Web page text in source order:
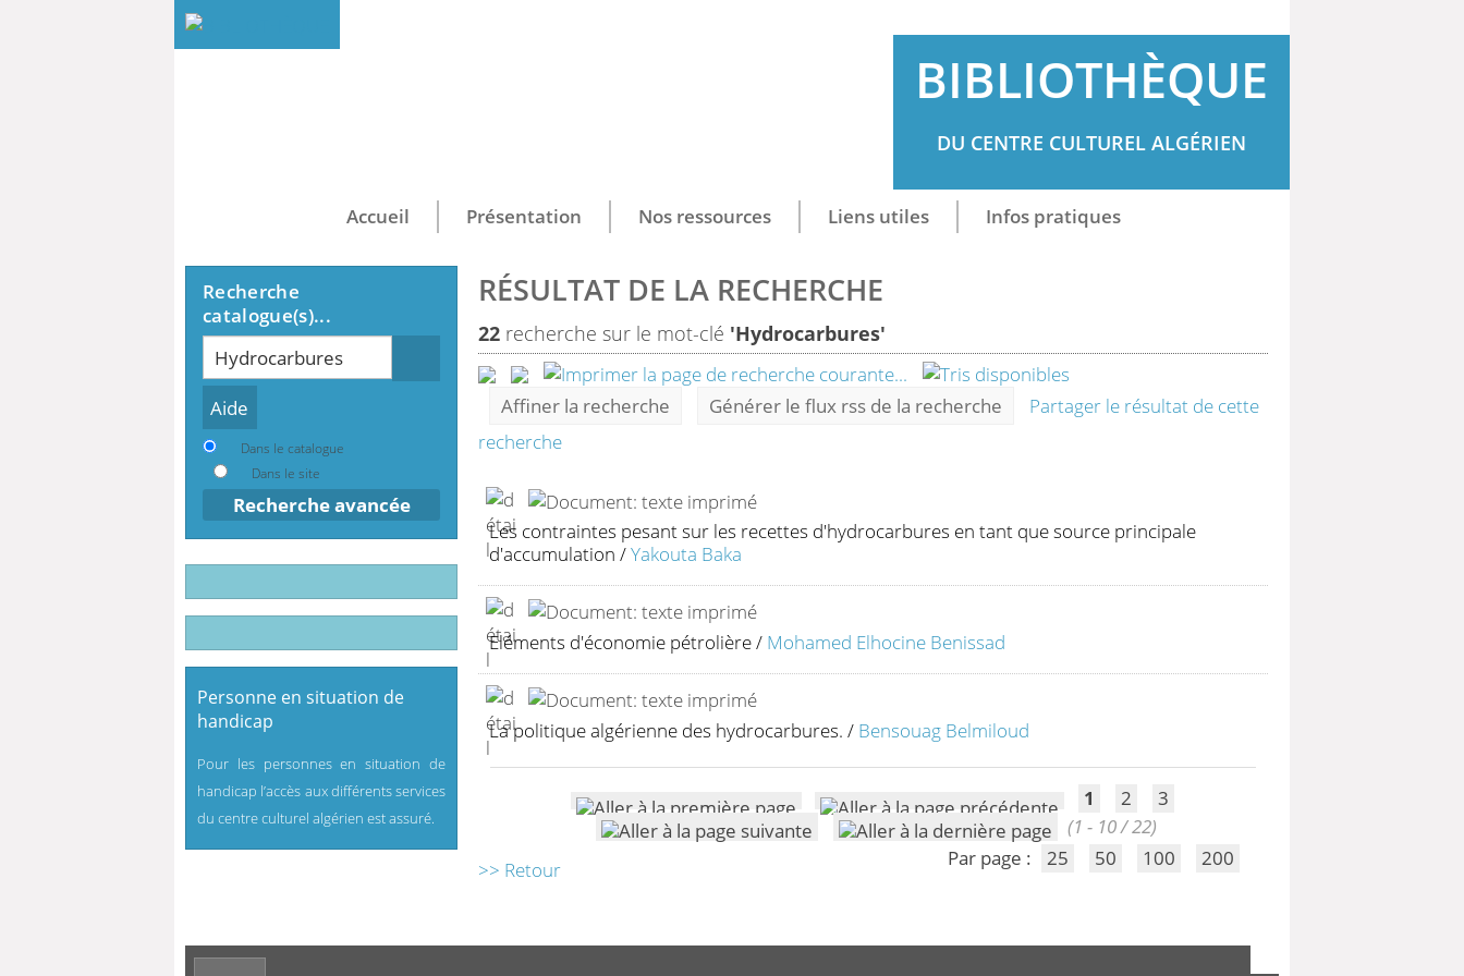
BIBLIOTHÈQUE
DU CENTRE CULTUREL ALGÉRIEN
Accueil Présentation Nos ressources Liens utiles Infos pratiques
RÉSULTAT DE LA RECHERCHE
22 recherche sur le mot-clé 'Hydrocarbures'
Affiner la recherche Générer le flux rss de la recherche
Partager le résultat de cette
recherche
Les contraintes pesant sur les recettes d'hydrocarbures en tant que source principale
d'accumulation /Yakouta Baka
Eléments d'économie pétrolière/ Mohamed Elhocine Benissad
La politique algérienne des hydrocarbures. / Bensouag Belmiloud
1 2
3
(1 - 10 / 22)
Par page :
25 50 100 200
>> Retour
Recherche
catalogue(s)...
Recherche
Dans le catalogue
Dans le site
Recherche avancée
Personne en situation de
handicap
Pour les personnes en situation de
handicap l’accès aux différents services
du centre culturel algérien est assuré.